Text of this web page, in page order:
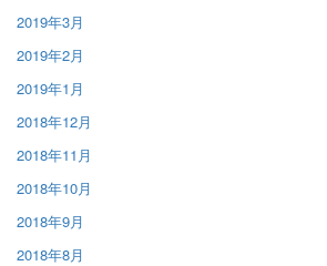
2019年3月
2019年2月
2019年1月
2018年12月
2018年11月
2018年10月
2018年9月
2018年8月